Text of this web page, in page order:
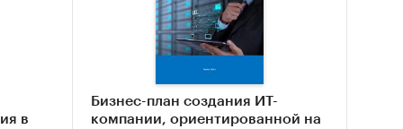
в
Бизнес-план создания ИТ-
компании, ориентированной на